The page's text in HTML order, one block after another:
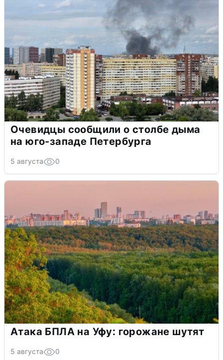
Очевидцы сообщили о столбе дыма
на юго-западе Петербурга
5 августа 0
Атака БПЛА на Уфу: горожане шутят
5 августа 0